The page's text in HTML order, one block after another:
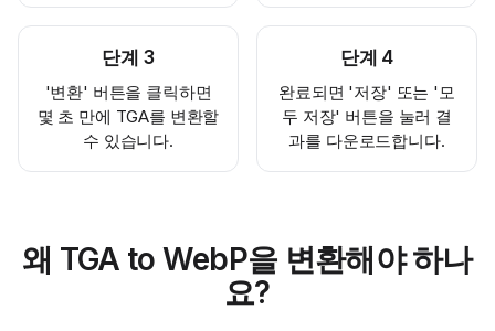
단계 3
'변환' 버튼을 클릭하면
몇 초 만에 TGA를 변환할
수 있습니다.
단계 4
완료되면 '저장' 또는 '모
두 저장' 버튼을 눌러 결
과를 다운로드합니다.
왜 TGA to WebP을 변환해야 하나
요?